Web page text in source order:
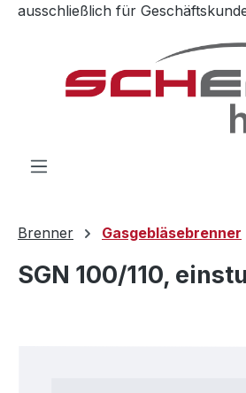
Zum Hauptinhalt springen
ausschließlich für
Brenner Gasgebläsebrenner
SGN 100/110,